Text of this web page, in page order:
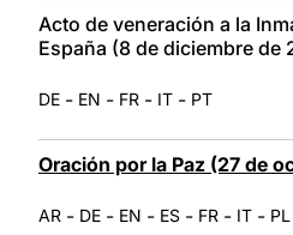
Acto de veneración a la
España (8 de diciembre de
DE - EN - FR - IT - PT
Oración por la Paz (27 de
AR - DE - EN - ES - FR - IT - PL